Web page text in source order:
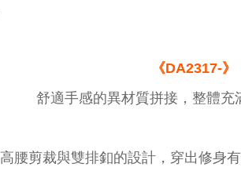
《DA2317-》
舒適手感的異材質拼接，整體充
高腰剪裁與雙排釦的設計，穿出修身